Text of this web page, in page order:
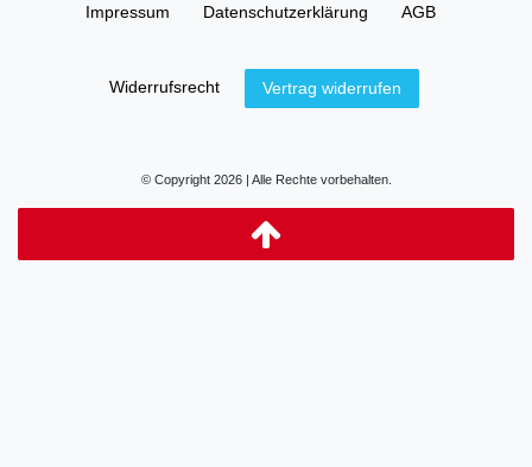
Impressum Daten­schutz­erklärung AGB
Widerrufs­recht Vertrag widerrufen
© Copyright 2026 | Alle Rechte vorbehalten.